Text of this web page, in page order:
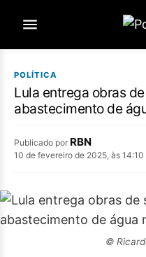
POLÍTICA
Lula entrega obras
abastecimento de
Publicado por RBN
10 de fevereiro de 2025, às 14:10
©